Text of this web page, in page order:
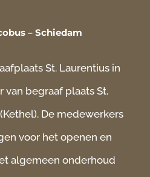
– Schiedam
St. Laurentius in
van begraaf plaats St.
De medewerkers
voor het openen en
algemeen onderhoud